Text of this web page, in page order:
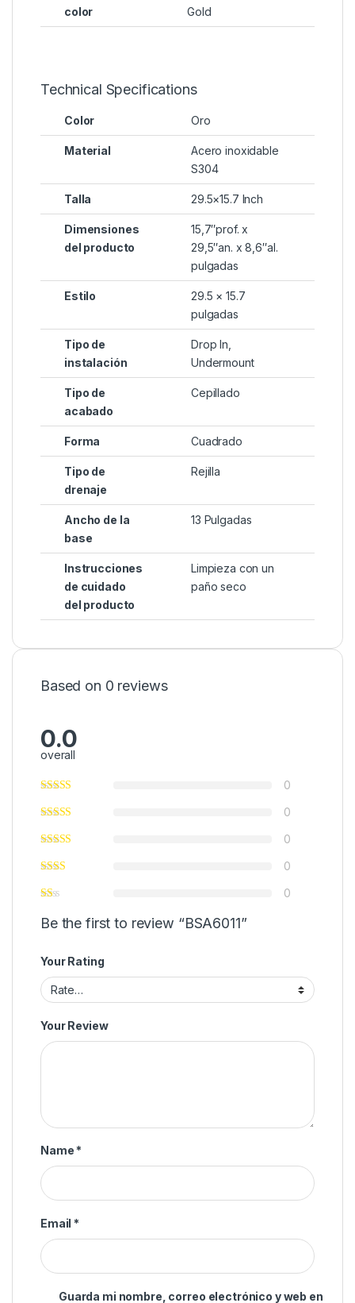
color Gold
Technical Specifications
Color ‎Oro
Material
‎Acero inoxidable
S304
Talla ‎29.5×15.7 Inch
Dimensiones
del producto
‎15,7″prof. x
29,5″an. x 8,6″al.
pulgadas
Estilo
‎29.5 × 15.7
pulgadas
Tipo de
instalación
‎Drop In,
Undermount
Tipo de
acabado
‎Cepillado
Forma ‎Cuadrado
Tipo de
drenaje
‎Rejilla
Ancho de la
base
‎13 Pulgadas
Instrucciones
de cuidado
del producto
‎Limpieza con un
paño seco
Based on 0 reviews
0.0
overall
0
0
0
0
0
Be the first to review “BSA6011”
Your Rating
Your Review
Name *
Email *
Guarda mi nombre, correo electrónico y web en